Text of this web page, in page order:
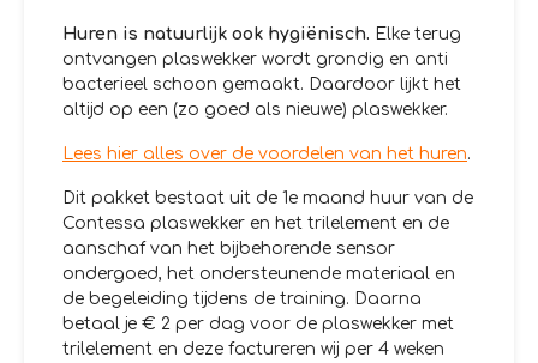
Huren is natuurlijk ook hygiënisch. Elke terug
ontvangen plaswekker wordt grondig en anti
bacterieel schoon gemaakt. Daardoor lijkt het
altijd op een (zo goed als nieuwe) plaswekker.
Lees hier alles over de voordelen van het huren.
Dit pakket bestaat uit de 1e maand huur van de
Contessa plaswekker en het trilelement en de
aanschaf van het bijbehorende sensor
ondergoed, het ondersteunende materiaal en
de begeleiding tijdens de training. Daarna
betaal je € 2 per dag voor de plaswekker met
trilelement en deze factureren wij per 4 weken